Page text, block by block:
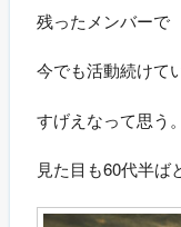
残ったメンバーで
今でも活動続けて
すげえなって思う。
見た目も60代半ば